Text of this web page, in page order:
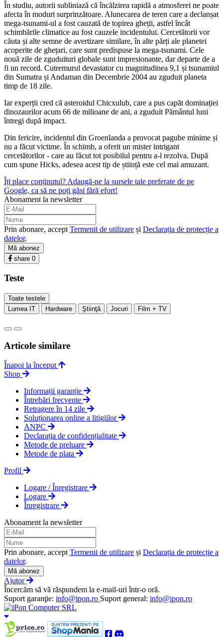
În studiu, autorii subliniază că încălzirea rapidă a atmosferei ne poate
afecta în moduri surprinzătoare. Alunecarea de teren care a declanșat
mega-tsunami-ul a fost cauzată de topirea gheții, astfel încât
schimbările climatice au fost cauzele incidentului. Cercetătorii vor
căuta și alte semne de avertizare similare, în alte părți ale planetei
acoperite de ghețari, care sunt predispuse la mega-tsunami. Cele
nouă zile de zguduituri globale sunt impresionante, dar departe de a
fi un record. Cutremurul devastator cu magnitudinea 9,1 și tsunamiul
din Sumatra și Andaman din Decembrie 2004 au zguduit planeta
timp de 18 zile.
Iar experții cred că asteroidul Chicxulub, care a pus capăt dominației
dinozaurilor acum 66 de milioane de ani, a zguduit Pământul luni
întregi după impact.
Din fericire, incidentul din Groenlanda a provocat pagube minime și
nu a făcut victime. În schimb, a oferit un mister intrigant
cercetătorilor - care au făcut tot posibilul pentru a-l rezolva. După
cum spune Hicks, adesea acest tip de știință este cel mai amuzant.
Îți place conținutul? Adaugă-ne la sursele tale preferate de pe
Google, ca să ne poți găsi fără efort!
Abonament la newsletter
Prin abonare, accept Termenii de utilizare și Declarația de protecție a
datelor.
Mă abonez
share 0
Teste
Toate testele
Lumea IT
Hardware Ştiinţă Jocuri Film + TV
Articole similare
Înapoi la început
Shop
Informații garanție
Întrebări frecvente
Retragere în 14 zile
Soluționarea online a litigiilor
ANPC
Declarația de confidențialitate
Metode de preluare
Metode de plata
Profil
Logare / Înregistrare
Logare
Înregistrare
Abonament la newsletter
Prin abonare, accept Termenii de utilizare și Declarația de protecție a
datelor.
Mă abonez
Ajutor
Încercăm să vă răspundem la e-mail-uri într-o oră.
Suport garanţie: info@ipon.ro Suport general: info@ipon.ro